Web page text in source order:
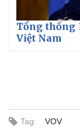
Tổng thống
Việt Nam
Tag: VOV